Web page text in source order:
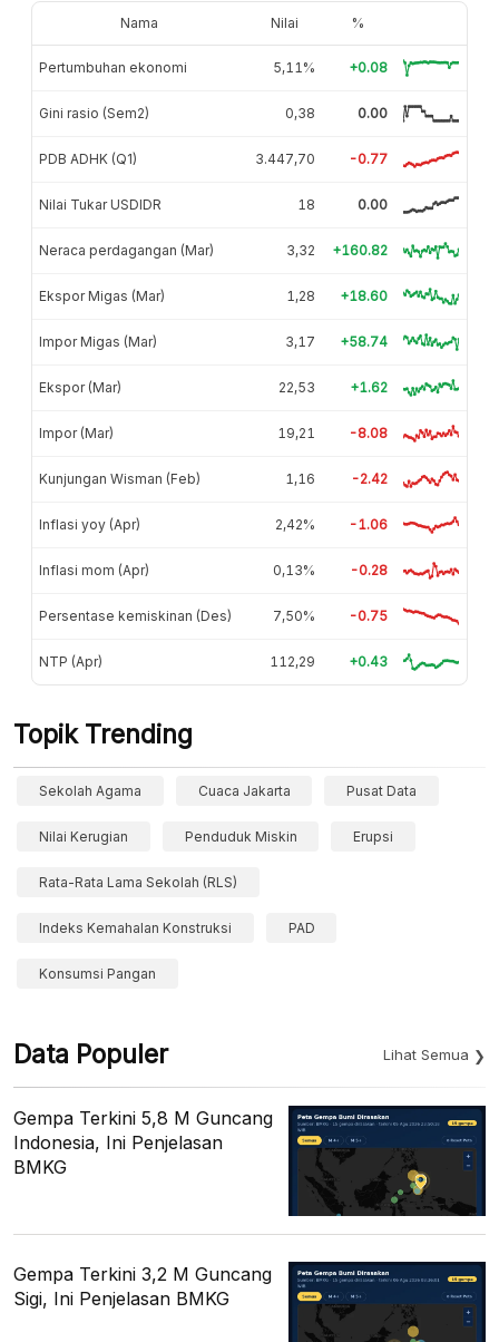
Nama Nilai %
Pertumbuhan ekonomi 5,11% +0.08
Gini rasio (Sem2) 0,38 0.00
PDB ADHK (Q1) 3.447,70 -0.77
Nilai Tukar USDIDR 18 0.00
Neraca perdagangan (Mar) 3,32 +160.82
Ekspor Migas (Mar) 1,28 +18.60
Impor Migas (Mar) 3,17 +58.74
Ekspor (Mar) 22,53 +1.62
Impor (Mar) 19,21 -8.08
Kunjungan Wisman (Feb) 1,16 -2.42
Inflasi yoy (Apr) 2,42% -1.06
Inflasi mom (Apr) 0,13% -0.28
Persentase kemiskinan (Des) 7,50% -0.75
NTP (Apr) 112,29 +0.43
Topik Trending
Sekolah Agama Cuaca Jakarta Pusat Data
Nilai Kerugian Penduduk Miskin Erupsi
Rata-Rata Lama Sekolah (RLS)
Indeks Kemahalan Konstruksi PAD
Konsumsi Pangan
Data Populer Lihat Semua
Gempa Terkini 5,8 M Guncang
Indonesia, Ini Penjelasan
BMKG
Gempa Terkini 3,2 M Guncang
Sigi, Ini Penjelasan BMKG